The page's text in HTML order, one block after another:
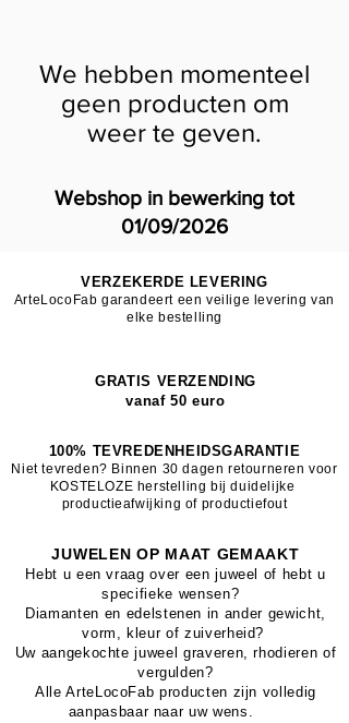
We hebben momenteel
geen producten om
weer te geven.
Webshop in bewerking tot
01/09/2026
VERZEKERDE LEVERING
ArteLocoFab garandeert een veilige levering van
elke bestelling
GRATIS VERZENDING
vanaf 50 euro
100% TEVREDENHEIDSGARANTIE
Niet tevreden? Binnen 30 dagen retourneren voor
KOSTELOZE herstelling bij duidelijke
productieafwijking of productiefout
JUWELEN OP MAAT GEMAAKT
Hebt u een vraag over een juweel of hebt u
specifieke wensen?
Diamanten en edelstenen in ander gewicht,
vorm, kleur of zuiverheid?
Uw aangekochte juweel graveren, rhodieren of
vergulden?
Alle ArteLocoFab producten zijn volledig
aanpasbaar naar uw wens.